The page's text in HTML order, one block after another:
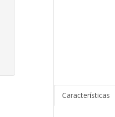
Características